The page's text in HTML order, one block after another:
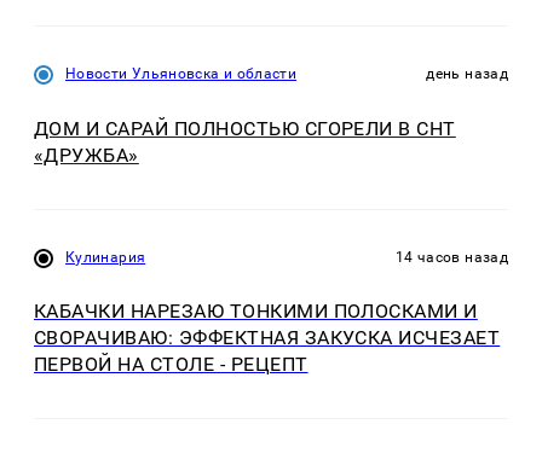
Новости Ульяновска и области день назад
ДОМ И САРАЙ ПОЛНОСТЬЮ СГОРЕЛИ В СНТ
«ДРУЖБА»
Кулинария 14 часов назад
КАБАЧКИ НАРЕЗАЮ ТОНКИМИ ПОЛОСКАМИ И
СВОРАЧИВАЮ: ЭФФЕКТНАЯ ЗАКУСКА ИСЧЕЗАЕТ
ПЕРВОЙ НА СТОЛЕ - РЕЦЕПТ